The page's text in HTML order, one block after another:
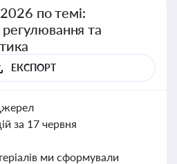
по темі:
та
ЕКСПОРТ
за 17 червня
ми сформували